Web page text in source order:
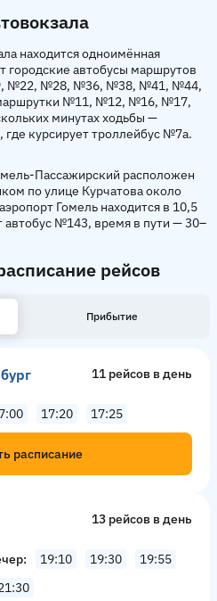
находится одноимённая
городские автобусы маршрутов
№22, №28, №36, №38, №41, №44,
№11, №12, №16, №17,
минутах ходьбы —
где курсирует троллейбус №7а.
Пассажирский расположен
по улице Курчатова около
Гомель находится в 10,5
автобус №143, время в пути — 30–
рейсов
Прибытие
11 рейсов в день
17:20 17:25
расписание
13 рейсов в день
19:10 19:30
19:55